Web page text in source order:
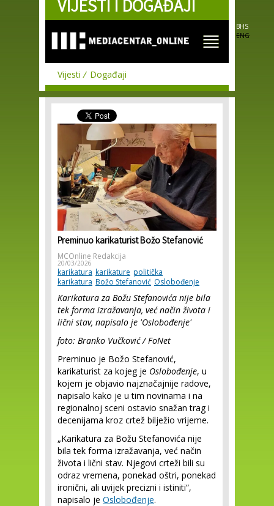
Skip to
main
VIJESTI I DOGAĐAJI
BHS
ENG
Vijesti Događaji
Preminuo karikaturist Božo Stefanović
MCOnline Redakcija
20/03/2026
karikatura karikature politička
karikatura Božo Stefanović Oslobođenje
Karikatura za Božu Stefanovića nije bila
tek forma izražavanja, već način života i
lični stav, napisalo je 'Oslobođenje'
foto: Branko Vučković / FoNet
Preminuo je Božo Stefanović,
karikaturist za kojeg je Oslobođenje, u
kojem je objavio najznačajnije radove,
napisalo kako je u tim novinama i na
regionalnoj sceni ostavio snažan trag i
decenijama kroz crtež bilježio vrijeme.
„Karikatura za Božu Stefanovića nije
bila tek forma izražavanja, već način
života i lični stav. Njegovi crteži bili su
odraz vremena, ponekad oštri, ponekad
ironični, ali uvijek precizni i istiniti“,
napisalo je Oslobođenje.